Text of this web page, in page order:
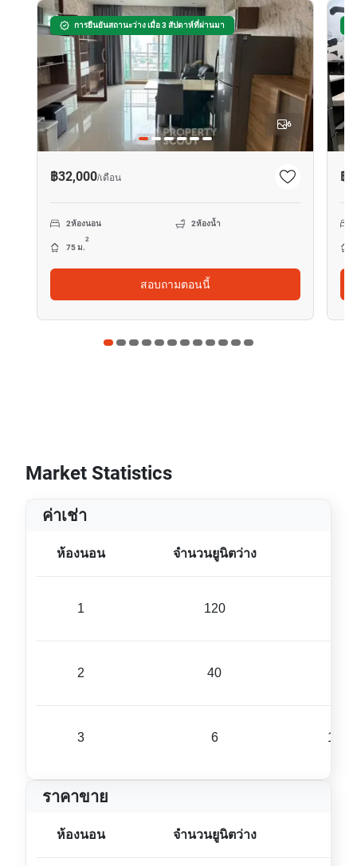
การยืนยันสถานะว่าง เมื่อ 3 สัปดาห์ที่ผ่านมา
6
฿32,000/เดือน
2ห้องนอน 2ห้องน้ำ
75 ม.
2
สอบถามตอนนี้
฿
Market Statistics
ค่าเช่า
ห้องนอน จำนวนยูนิตว่าง
1 120
2 40
3 6 162
ราคาขาย
ห้องนอน จำนวนยูนิตว่าง